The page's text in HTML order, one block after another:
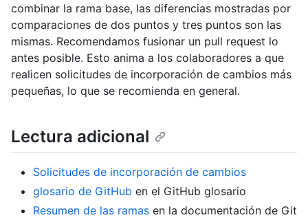
combinar la rama base, las diferencias mostradas por
comparaciones de dos puntos y tres puntos son las
mismas. Recomendamos fusionar un pull request lo
antes posible. Esto anima a los colaboradores a que
realicen solicitudes de incorporación de cambios más
pequeñas, lo que se recomienda en general.
Lectura adicional
Solicitudes de incorporación de cambios
glosario de GitHub en el GitHub glosario
Resumen de las ramas en la documentación de Git